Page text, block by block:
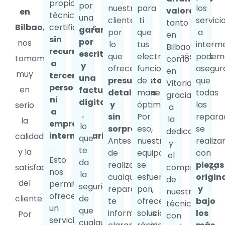
en
Bilbao,
nos
tomamos
muy
en
serio
la
calidad
y la
satisfacción
del
cliente.
Por
propios
técnicos
certificados,
sin
recurrir
a
terceras
personas
ni
a
empresas
intermediarias
.
Esto
nos
permite
ofrecerte
un
servicio
por
una
garantía
por
escrito
y
una
factura
digital
,
lo
que
te
da
la
seguridad
de
que
nuestros
clientes,
por
lo
que
ofrecemos
presupuestos
detallados
y
sin
sorpresas
Antes
de
realizar
cualquier
reparación,
te
informamos
para
ti
que
tus
electrodomésticos
funcionen
de
manera
óptima.
Por
eso,
nuestro
equipo
se
esfuerza
por
ofrecerte
soluciones
valorada
tanto
en
Bilbao
como
en
Vitoria,
gracias
a
la
dedicación
y
el
compromiso
de
nuestros
técnicos
con
los
a
que
todas
las
se
con
piezas
y
bajo
los